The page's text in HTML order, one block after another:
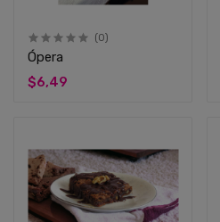
(0)
Ópera
$6,49